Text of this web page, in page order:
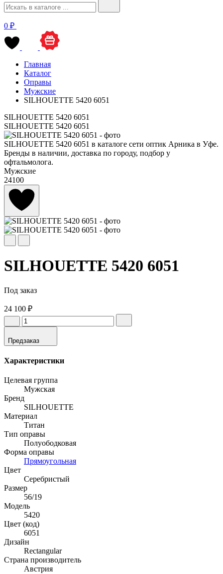
0 ₽
Главная
Каталог
Оправы
Мужские
SILHOUETTE 5420 6051
SILHOUETTE 5420 6051
SILHOUETTE 5420 6051
SILHOUETTE 5420 6051 в каталоге сети оптик Арника в Уфе.
Бренды в наличии, доставка по городу, подбор у
офтальмолога.
Мужские
24100
SILHOUETTE 5420 6051
Под заказ
24 100 ₽
Предзаказ
Характеристики
Целевая группа
Мужская
Бренд
SILHOUETTE
Материал
Титан
Тип оправы
Полуободковая
Форма оправы
Прямоугольная
Цвет
Серебристый
Размер
56/19
Модель
5420
Цвет (код)
6051
Дизайн
Rectangular
Страна производитель
Австрия